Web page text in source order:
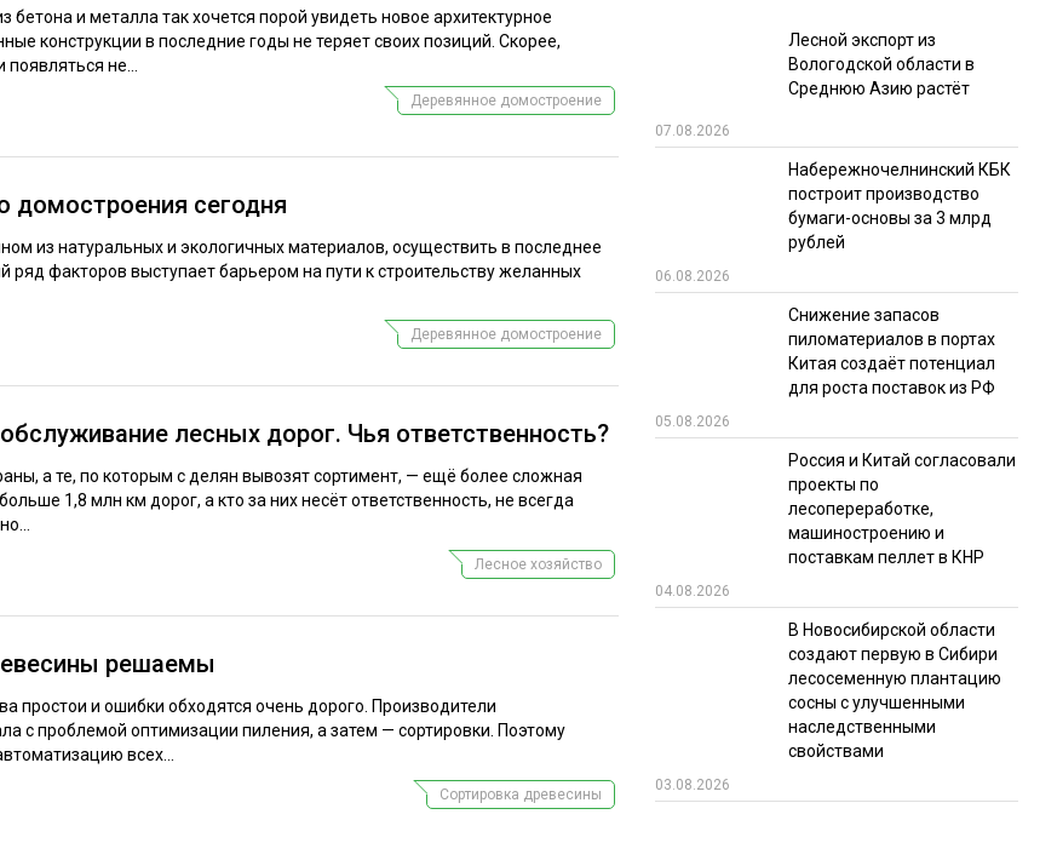
и металла так хочется порой увидеть новое архитектурное
конструкции в последние годы не теряет своих позиций. Скорее,
не...
Деревянное домостроение
домостроения сегодня
из натуральных и экологичных материалов, осуществить в последнее
ряд факторов выступает барьером на пути к строительству желанных
Деревянное домостроение
лесных дорог. Чья ответственность?
а те, по которым с делян вывозят сортимент, — ещё более сложная
1,8 млн км дорог, а кто за них несёт ответственность, не всегда
Лесное хозяйство
решаемы
простои и ошибки обходятся очень дорого. Производители
с проблемой оптимизации пиления, а затем — сортировки. Поэтому
всех...
Сортировка древесины
Лесной экспорт из
Вологодской области в
Среднюю Азию растёт
07.08.2026
Набережночелнинский КБК
построит производство
бумаги-основы за 3 млрд
рублей
06.08.2026
Снижение запасов
пиломатериалов в портах
Китая создаёт потенциал
для роста поставок из РФ
05.08.2026
Россия и Китай согласовали
проекты по
лесопереработке,
машиностроению и
поставкам пеллет в КНР
04.08.2026
В Новосибирской области
создают первую в Сибири
лесосеменную плантацию
сосны с улучшенными
наследственными
свойствами
03.08.2026